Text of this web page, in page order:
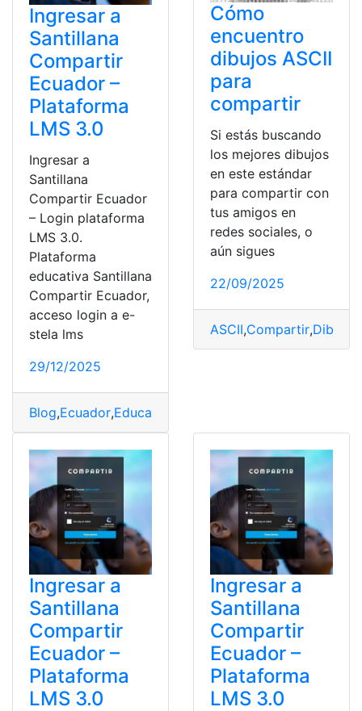
Ingresar a
Santillana
Compartir
Ecuador –
Plataforma
LMS 3.0
Ingresar a
Santillana
Compartir Ecuador
– Login plataforma
LMS 3.0.
Plataforma
educativa Santillana
Compartir Ecuador,
acceso login a e-
stela lms
29/12/2025
Blog,Ecuador,Educación
Cómo
encuentro
dibujos ASCII
para
compartir
Si estás buscando
los mejores dibujos
en este estándar
para compartir con
tus amigos en
redes sociales, o
aún sigues
22/09/2025
ASCII,Compartir,Dibujos
Ingresar a
Santillana
Compartir
Ecuador –
Plataforma
LMS 3.0
Ingresar a
Santillana
Compartir
Ecuador –
Plataforma
LMS 3.0